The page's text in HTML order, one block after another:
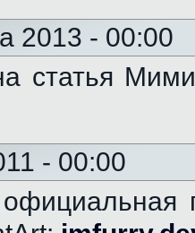
2013 - 00:00
статья
- 00:00